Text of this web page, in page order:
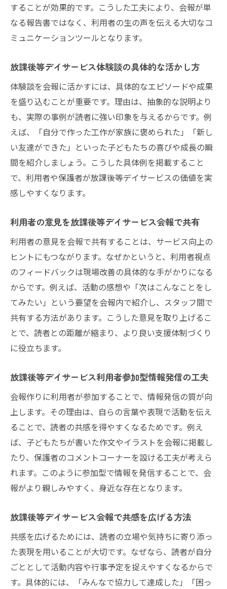
することが効果的です。こうした工夫により、会報が単
なる報告書ではなく、利用者の生の声を伝える大切なコ
ミュニケーションツールとなります。
放課後等デイサービス体験談の具体的な活かし方
体験談を会報に活かすには、具体的なエピソードや成果
を盛り込むことが重要です。理由は、抽象的な説明より
も、実際の事例が読者に強い印象を与えるからです。例
えば、「自分で作った工作が家族に褒められた」「新し
い友達ができた」といった子どもたちの喜びや成長の瞬
間を紹介しましょう。こうした具体例を掲載すること
で、利用者や保護者が放課後等デイサービスの価値を実
感しやすくなります。
利用者の意見を放課後等デイサービス会報で共有
利用者の意見を会報で共有することは、サービス向上の
ヒントにもつながります。なぜかというと、利用者視点
のフィードバックは現場改善の具体的な手がかりになる
からです。例えば、活動の感想や「次はこんなことをし
てみたい」という要望を会報内で紹介し、スタッフ間で
共有する方法があります。こうした意見を取り上げるこ
とで、読者との距離が縮まり、より良い支援体制づくり
に役立ちます。
放課後等デイサービス利用者参加型情報発信の工夫
会報作りに利用者が参加することで、情報発信の質が向
上します。その理由は、自らの言葉や表現で活動を伝え
ることで、読者の共感を得やすくなるためです。例え
ば、子どもたちが書いた作文やイラストを会報に掲載し
たり、保護者のコメントコーナーを設ける工夫が考えら
れます。このように参加型で情報を発信することで、会
報がより親しみやすく、身近な存在となります。
放課後等デイサービス会報で共感を広げる方法
共感を広げるためには、読者の立場や気持ちに寄り添っ
た表現を用いることが大切です。なぜなら、読者が自分
ごととして活動内容や行事予定を捉えやすくなるからで
す。具体的には、「みんなで協力して達成した」「困っ